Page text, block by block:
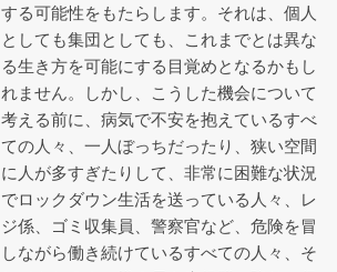
する可能性をもたらします。それは、個人
としても集団としても、これまでとは異な
る生き方を可能にする目覚めとなるかもし
れません。しかし、こうした機会について
考える前に、病気で不安を抱えているすべ
ての人々、一人ぼっちだったり、狭い空間
に人が多すぎたりして、非常に困難な状況
でロックダウン生活を送っている人々、レ
ジ係、ゴミ収集員、警察官など、危険を冒
しながら働き続けているすべての人々、そ